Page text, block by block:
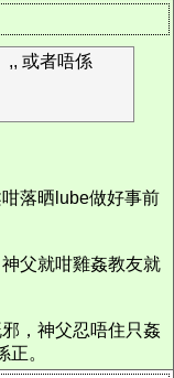
,, 或者唔係
落晒lube做好事前
父就咁雞姦教友就
，神父忍唔住只姦
。